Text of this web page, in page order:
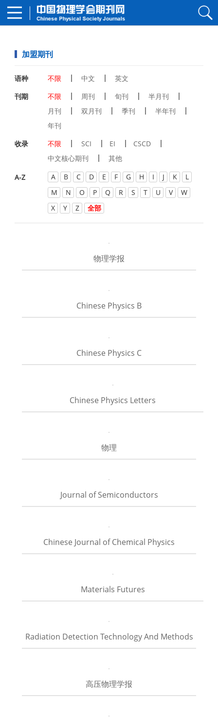
加盟期刊
语种 不限 中文
英文
刊期
不限 周刊 旬刊
半月刊
月刊
双月刊 季刊
半年刊
年刊
收录
不限 SCI EI
CSCD
中文核心期刊
其他
A-Z A B C D E F G H I J K
L
M
N O P Q R S T U V
W
X
Y Z 全部
物理学报
Chinese Physics B
Chinese Physics C
Chinese Physics Letters
物理
Journal of Semiconductors
Chinese Journal of Chemical Physics
Materials Futures
Radiation Detection Technology And Methods
高压物理学报